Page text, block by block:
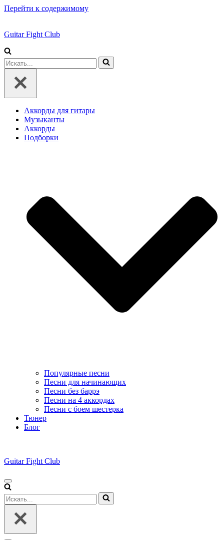
Перейти к содержимому
Guitar Fight Club
Искать...
Аккорды для гитары
Музыканты
Аккорды
Подборки
Популярные песни
Песни для начинающих
Песни без баррэ
Песни на 4 аккордах
Песни с боем шестерка
Тюнер
Блог
Guitar Fight Club
Меню
навигации
Искать...